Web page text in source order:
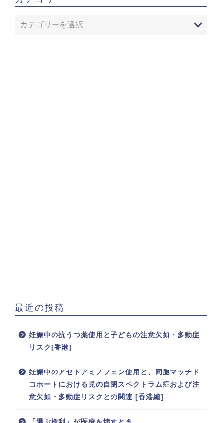
最近の投稿
妊娠中の抗うつ薬使用と子どもの注意欠如・多動症
リスク[香港]
妊娠中のアセトアミノフェン使用と、同胞マッチド
コホートにおける児の自閉スペクトラム症および注
意欠如・多動症リスクとの関連 [香港編]